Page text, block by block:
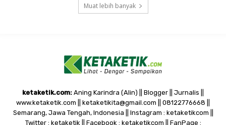
Muat lebih banyak
ketaketik.com: Aning Karindra (Alin) || Blogger || Jurnalis ||
www.ketaketik.com || ketaketikita@gmail.com || 08122776668 ||
Semarang, Jawa Tengah, Indonesia || Instagram : ketaketikcom ||
Twitter : ketaketik || Facebook : ketaketikcom || FanPage :